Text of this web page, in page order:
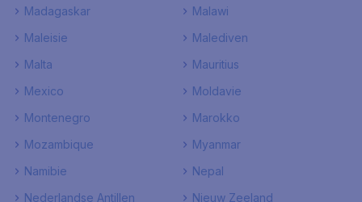
Madagaskar
Malawi
Maleisie
Malediven
Malta
Mauritius
Mexico
Moldavie
Montenegro
Marokko
Mozambique
Myanmar
Namibie
Nepal
Nederlandse Antillen
Nieuw Zeeland